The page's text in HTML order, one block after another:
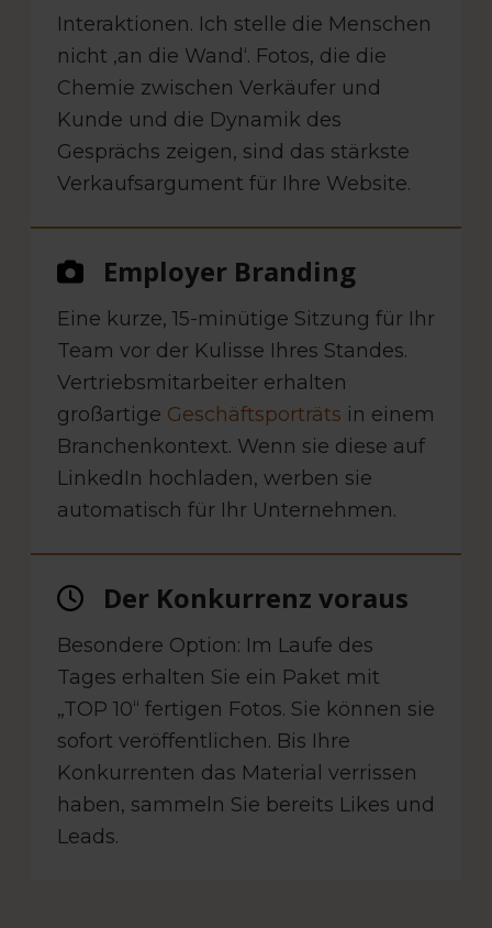
Interaktionen. Ich stelle die Menschen
nicht ‚an die Wand‘. Fotos, die die
Chemie zwischen Verkäufer und
Kunde und die Dynamik des
Gesprächs zeigen, sind das stärkste
Verkaufsargument für Ihre Website.
Employer Branding
Eine kurze, 15-minütige Sitzung für Ihr
Team vor der Kulisse Ihres Standes.
Vertriebsmitarbeiter erhalten
großartige Geschäftsporträts in einem
Branchenkontext. Wenn sie diese auf
LinkedIn hochladen, werben sie
automatisch für Ihr Unternehmen.
Der Konkurrenz voraus
Besondere Option: Im Laufe des
Tages erhalten Sie ein Paket mit
„TOP 10“ fertigen Fotos. Sie können sie
sofort veröffentlichen. Bis Ihre
Konkurrenten das Material verrissen
haben, sammeln Sie bereits Likes und
Leads.